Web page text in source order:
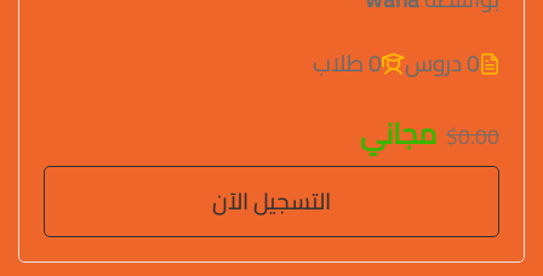
0 دروس
0 طلاب
$0.00 مجاني
التسجيل الآن